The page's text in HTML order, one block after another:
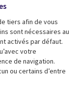
tiers afin de vous
sont nécessaires au
activés par défaut.
votre
de navigation.
ou certains d’entre